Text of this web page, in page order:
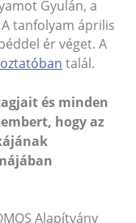
Gyulán, a
tanfolyam április
ér véget. A
talál.
és minden
hogy az
Alapítvány